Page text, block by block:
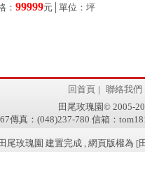
： 99999元│單位：坪
回首頁 | 聯絡我們
田尾玫瑰園© 2005-
傳真：(048)237-780 信箱：
尾玫瑰園 建置完成 , 網頁版權為